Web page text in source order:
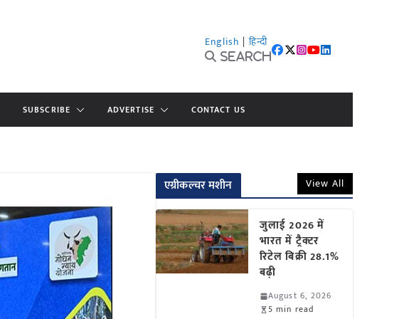
English | हिन्दी
Search
SUBSCRIBE ADVERTISE CONTACT US
एग्रीकल्चर मशीन View All
जुलाई 2026 में
भारत में ट्रैक्टर
रिटेल बिक्री 28.1%
बढ़ी
August 6, 2026
5 min read